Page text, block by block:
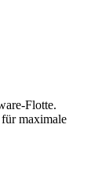
Flotte.
für maximale